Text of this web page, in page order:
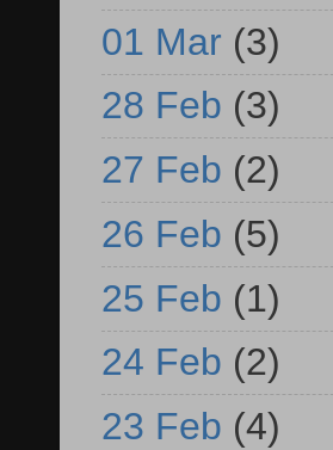
01 Mar (3)
28 Feb (3)
27 Feb (2)
26 Feb (5)
25 Feb (1)
24 Feb (2)
23 Feb (4)